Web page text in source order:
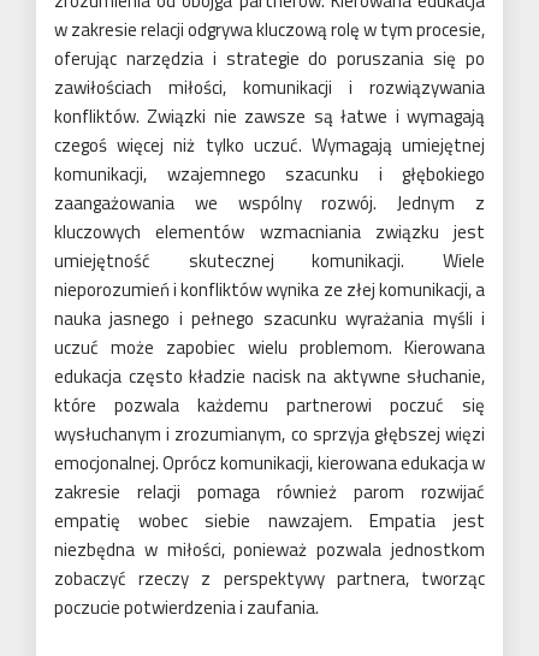
w zakresie relacji odgrywa kluczową rolę w tym procesie,
oferując narzędzia i strategie do poruszania się po
zawiłościach miłości, komunikacji i rozwiązywania
konfliktów. Związki nie zawsze są łatwe i wymagają
czegoś więcej niż tylko uczuć. Wymagają umiejętnej
komunikacji, wzajemnego szacunku i głębokiego
zaangażowania we wspólny rozwój. Jednym z
kluczowych elementów wzmacniania związku jest
umiejętność skutecznej komunikacji. Wiele
nieporozumień i konfliktów wynika ze złej komunikacji, a
nauka jasnego i pełnego szacunku wyrażania myśli i
uczuć może zapobiec wielu problemom. Kierowana
edukacja często kładzie nacisk na aktywne słuchanie,
które pozwala każdemu partnerowi poczuć się
wysłuchanym i zrozumianym, co sprzyja głębszej więzi
emocjonalnej. Oprócz komunikacji, kierowana edukacja w
zakresie relacji pomaga również parom rozwijać
empatię wobec siebie nawzajem. Empatia jest
niezbędna w miłości, ponieważ pozwala jednostkom
zobaczyć rzeczy z perspektywy partnera, tworząc
poczucie potwierdzenia i zaufania.